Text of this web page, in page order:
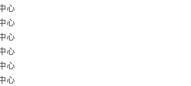
心
心
心
心
心
心